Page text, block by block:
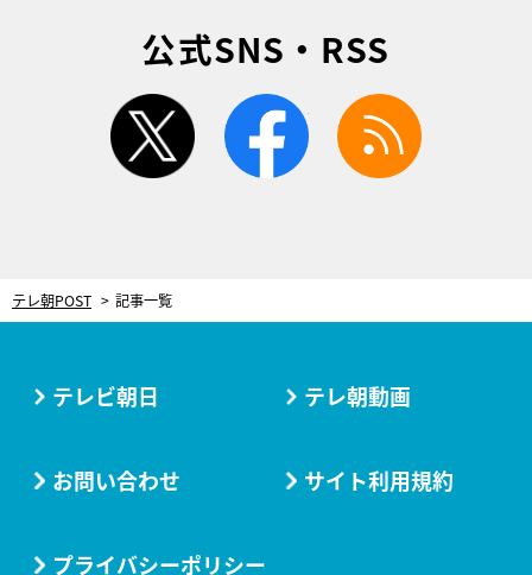
公式SNS・RSS
twitter facebook
テレ朝POST 記事一覧
テレビ朝日 テレ朝動画
お問い合わせ サイト利用規約
プライバシーポリシー